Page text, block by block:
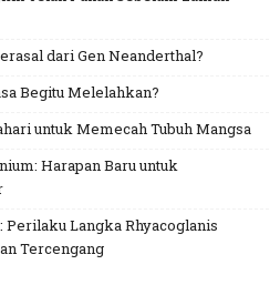
dari Gen Neanderthal?
Begitu Melelahkan?
untuk Memecah Tubuh Mangsa
Harapan Baru untuk
Langka Rhyacoglanis
Tercengang